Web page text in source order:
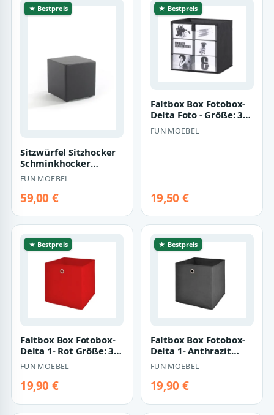
★ Bestpreis
Sitzwürfel Sitzhocker
Schminkhocker
Hocker Kunstleder
Grau 45x42x42 cm
FUN MOEBEL
59,00 €
★ Bestpreis
Faltbox Box Fotobox-
Delta Foto - Größe: 32
x 32 cm / 3er Set
FUN MOEBEL
19,50 €
★ Bestpreis
Faltbox Box Fotobox-
Delta 1- Rot Größe: 32
x 32 cm / 3er Set
FUN MOEBEL
19,90 €
★ Bestpreis
Faltbox Box Fotobox-
Delta 1- Anthrazit
Größe: 32 x 32 cm /
3er Set
FUN MOEBEL
19,90 €